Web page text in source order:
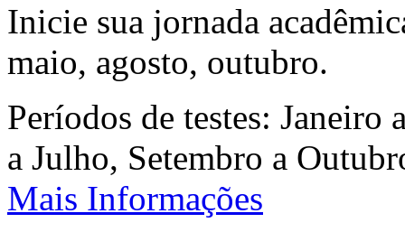
Inicie sua jornada
maio, agosto, outubro.
Períodos de testes:
a Julho, Setembro a
Mais Informações